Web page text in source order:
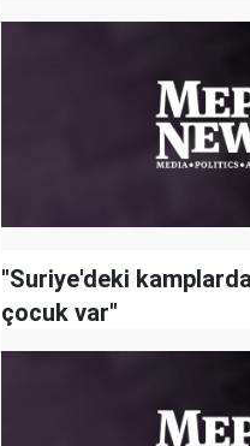
"Suriye'deki
çocuk var"